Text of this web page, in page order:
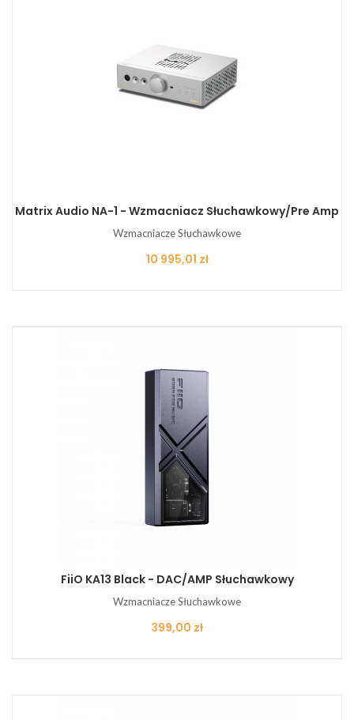
Matrix Audio NA-1 - Wzmacniacz Słuchawkowy/pre Amp
Wzmacniacze Słuchawkowe
Cena
10 995,01 zł
FiiO KA13 Black - DAC/AMP Słuchawkowy
Wzmacniacze Słuchawkowe
Cena
399,00 zł